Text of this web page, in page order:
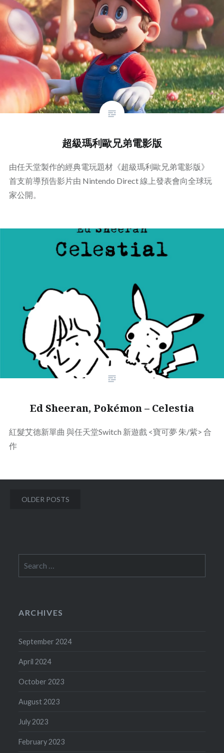
超級瑪利歐兄弟電影版
由任天堂製作的經典電玩題材《超級瑪利歐兄弟電影版》
首支前導預告影片由 Nintendo Direct 線上發表會向全球玩
家公開。
Ed Sheeran, Pokémon – Celestia
紅髮艾德新單曲 與任天堂Switch 新遊戲 <寶可夢 朱/紫> 合
作
Posts
OLDER POSTS
for:
ARCHIVES
September 2024
April 2024
October 2023
August 2023
July 2023
February 2023